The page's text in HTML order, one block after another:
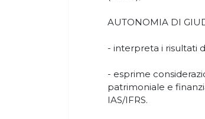
AUTONOMIA DI
- interpreta i risultati
- esprime
patrimoniale e
IAS/IFRS.